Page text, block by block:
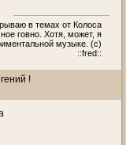
в темах от Колоса
говно. Хотя, может, я
музыке. (c)
::fred::
!